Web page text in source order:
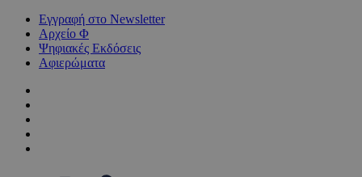
Εγγραφή στο Newsletter
Αρχείο Φ
Ψηφιακές Εκδόσεις
Αφιερώματα